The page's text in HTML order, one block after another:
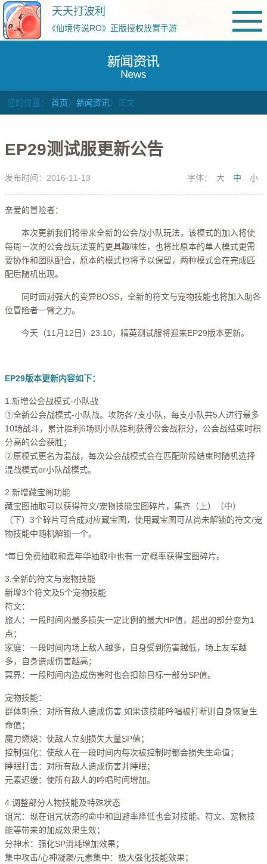
天天打波利
《仙境传说RO》正版授权放置手游
您的位置： 首页〉 新闻资讯 〉正文
EP29测试服更新公告
发布时间：2016-11-13 字体： 大 中 小
亲爱的冒险者：
本次更新我们将带来全新的公会战小队玩法，该模式的加入将使
每周一次的公会战玩法变的更具趣味性，也将比原本的单人模式更需
要协作和团队配合，原本的模式也将予以保留，两种模式会在完成匹
配后随机出现。
同时面对强大的变异BOSS，全新的符文与宠物技能也将加入助各
位冒险者一臂之力。
今天（11月12日）23:10，精英测试服将迎来EP29版本更新。
EP29版本更新内容如下：
1.新增公会战模式-小队战
①全新公会战模式-小队战。攻防各7支小队，每支小队共5人进行最多
10场战斗，累计胜利6场则小队胜利获得公会战积分，公会战结束时积
分高的公会获胜；
②原模式更名为混战，每次公会战模式会在匹配阶段结束时随机选择
混战模式or小队战模式。
2.新增藏宝阁功能
藏宝图抽取可以获得符文/宠物技能宝图碎片，集齐（上）（中）
（下）3个碎片可合成对应藏宝图，使用藏宝图可从尚未解锁的符文/宠
物技能中随机解锁一个。
*每日免费抽取和嘉年华抽取中也有一定概率获得宝图碎片。
3.全新的符文与宠物技能
新增3个符文及5个宠物技能
符文：
旅人：一段时间内最多损失一定比例的最大HP值，超出的部分变为1
点；
家庭：一段时间内场上敌人越多，自身受到伤害越低，场上友军越
多，自身造成伤害越高；
冥界：一段时间内造成伤害时也会扣除目标一部分SP值。
宠物技能：
群体刺杀：对所有敌人造成伤害,如果该技能吟唱被打断则自身恢复生
命值；
魔力燃烧：使敌人立刻损失大量SP值；
控制强化：使敌人在一段时间内每次被控制时都会损失生命值；
睡眠打击：对所有敌人造成伤害并睡眠；
元素迟缓：使所有敌人的吟唱时间增加。
4.调整部分人物技能及特殊状态
诅咒：现在诅咒状态的命中和回避率降低也会对技能、符文、宠物技
能等带来的加成效果生效；
分神术：强化SP消耗增加效果；
集中攻击/心神凝聚/元素集中：极大强化技能效果；